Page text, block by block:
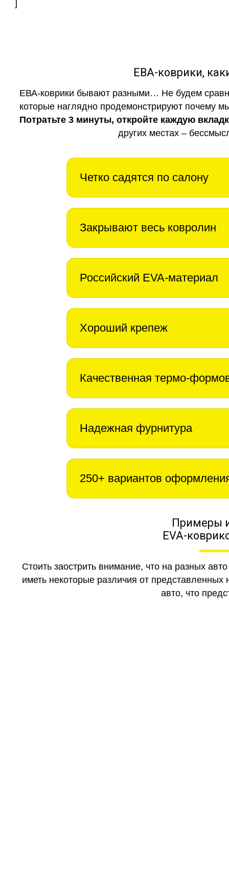
]
ЕВА-коврики,
ЕВА-коврики бывают разными… Не будем
которые наглядно продемонстрируют почему
Потратьте 3 минуты, откройте каждую
других местах –
Четко садятся по салону
Закрывают весь ковролин
Российский EVA-материал
Хороший крепеж
Качественная термо-
Надежная фурнитура
250+ вариантов
Примеры
EVA-
Стоить заострить внимание, что на разных
иметь некоторые различия от
авто, что